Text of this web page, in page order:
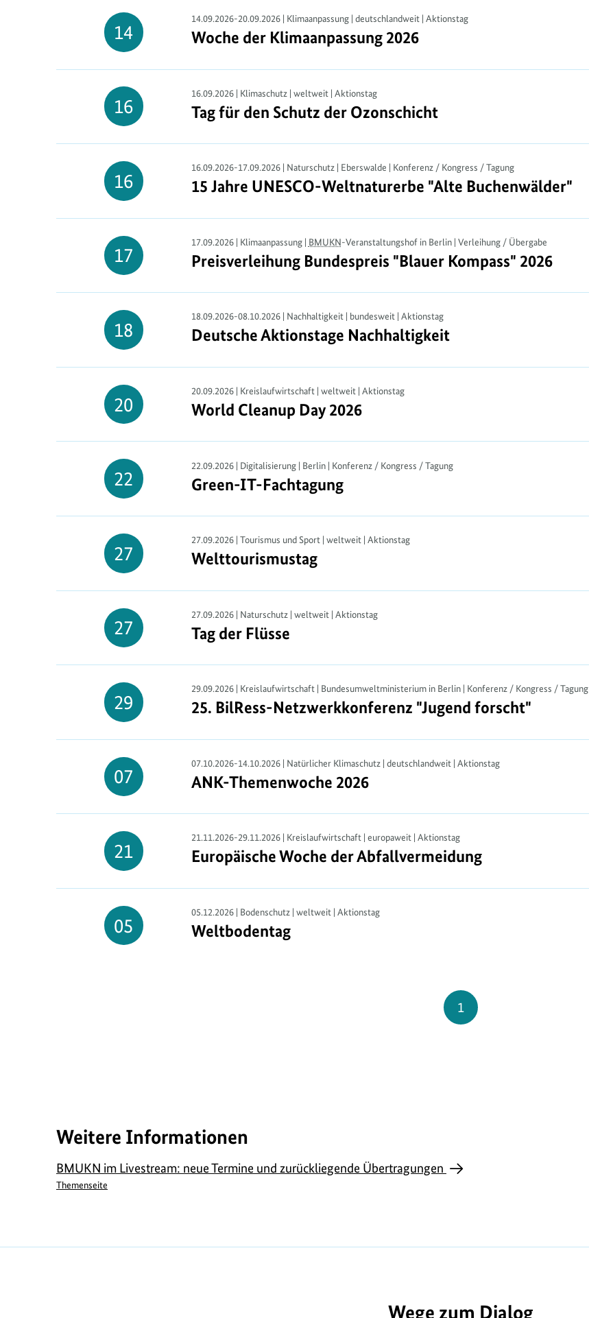
14
14.
14.09.2026-20.09.2026 | Klimaanpassung | deutschlandweit | Aktionstag
Woche der Klimaanpassung 2026
Woche der Klimaanpassung 2026
16
16.
16.09.2026 | Klimaschutz | weltweit | Aktionstag
Tag für den Schutz der Ozonschicht
Tag für den Schutz der Ozonschicht
16
16.
16.09.2026-17.09.2026 | Naturschutz | Eberswalde | Konferenz / Kongress / Tagung
15 Jahre UNESCO-Weltnaturerbe "Alte Buchenwälder"
15 Jahre UNESCO-Weltnaturerbe "Alte Buchenwälder"
17
17.
17.09.2026 | Klimaanpassung | BMUKN-Veranstaltungshof in Berlin | Verleihung / Übergabe
Preisverleihung Bundespreis "Blauer Kompass" 2026
Preisverleihung Bundespreis "Blauer Kompass" 2026
18
18.
18.09.2026-08.10.2026 | Nachhaltigkeit | bundesweit | Aktionstag
Deutsche Aktionstage Nachhaltigkeit
Deutsche Aktionstage Nachhaltigkeit
20
20.
20.09.2026 | Kreislaufwirtschaft | weltweit | Aktionstag
World Cleanup Day 2026
World Cleanup Day 2026
22
22.
22.09.2026 | Digitalisierung | Berlin | Konferenz / Kongress / Tagung
Green-IT-Fachtagung
Green-IT-Fachtagung
27
27.
27.09.2026 | Tourismus und Sport | weltweit | Aktionstag
Welttourismustag
Welttourismustag
27
27.
27.09.2026 | Naturschutz | weltweit | Aktionstag
Tag der Flüsse
Tag der Flüsse
29
29.
29.09.2026 | Kreislaufwirtschaft | Bundesumweltministerium in Berlin | Konferenz / Kongress / Tagung
25. BilRess-Netzwerkkonferenz "Jugend forscht"
25. BilRess-Netzwerkkonferenz "Jugend forscht"
07
07.
07.10.2026-14.10.2026 | Natürlicher Klimaschutz | deutschlandweit | Aktionstag
ANK-Themenwoche 2026
ANK-Themenwoche 2026
21
21.
21.11.2026-29.11.2026 | Kreislaufwirtschaft | europaweit | Aktionstag
Europäische Woche der Abfallvermeidung
Europäische Woche der Abfallvermeidung
05
05.
05.12.2026 | Bodenschutz | weltweit | Aktionstag
Weltbodentag
Weltbodentag
Seite
1
Weitere Informationen
BMUKN im Livestream: neue Termine und zurückliegende Übertragungen
Themenseite
Wege zum Dialog